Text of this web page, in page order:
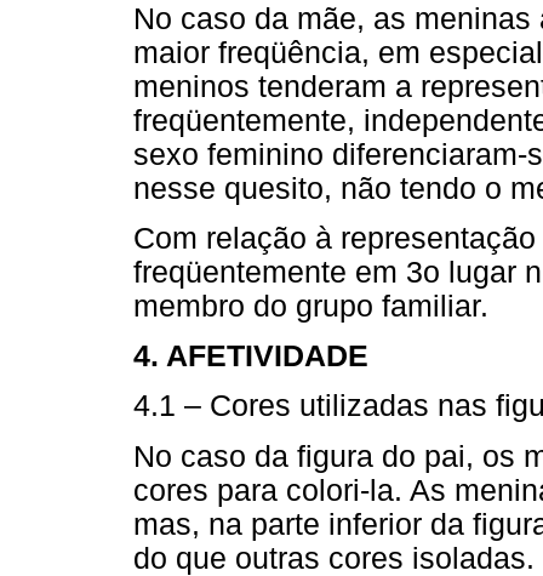
No caso da mãe, as
maior freqüência, em
meninos tenderam a
freqüentemente,
sexo feminino
nesse quesito, não tendo o
Com relação à
freqüentemente em 3o lugar
membro do grupo familiar.
4. AFETIVIDADE
4.1 – Cores utilizadas nas
No caso da figura do pai, os
cores para colori-la. As
mas, na parte inferior da
do que outras cores isoladas.